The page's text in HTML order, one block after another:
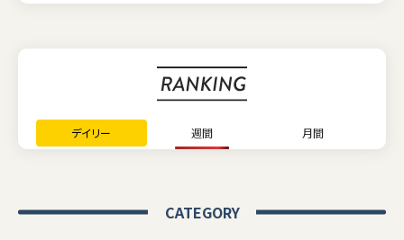
デイリー 週間 月間
CATEGORY